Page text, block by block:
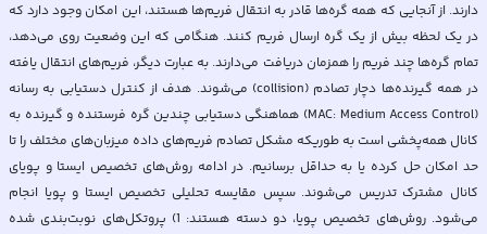
دارند. از آنجایی که همه گره‌ها قادر به انتقال فریم‌ها هستند، این امکان وجود دارد که
در یک لحظه بیش از یک گره ارسال فریم کنند. هنگامی که این وضعیت روی می‌دهد،
تمام گره‌ها چند فریم را همزمان دریافت می‌دارند. به عبارت دیگر، فریم‌های انتقال یافته
در همه گیرنده‌ها دچار تصادم (collision) می‌شوند. هدف از کنترل دستیابی به رسانه
(MAC: Medium Access Control) هماهنگی دستیابی چندین گره فرستنده و گیرنده به
کانال همه‌پخشی است به طوريکه مشکل تصادم فریم‌های داده میزبان‌های مختلف را تا
حد امکان حل کرده یا به حداقل برسانیم. در ادامه روش‌های تخصیص ایستا و پویای
كانال مشترک تدریس می‌شوند. سپس مقایسه تحلیلی تخصیص ایستا و پویا انجام
می‌شود. روش‌های تخصیص پویا، دو دسته هستند: 1) پروتکل‌های نوبت‌بندی شده